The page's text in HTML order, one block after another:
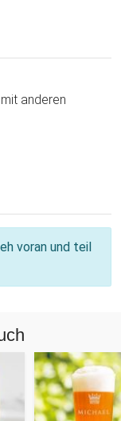
anderen
voran und teil